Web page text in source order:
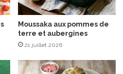
Moussaka aux pommes de
terre et aubergines
21 juillet 2026